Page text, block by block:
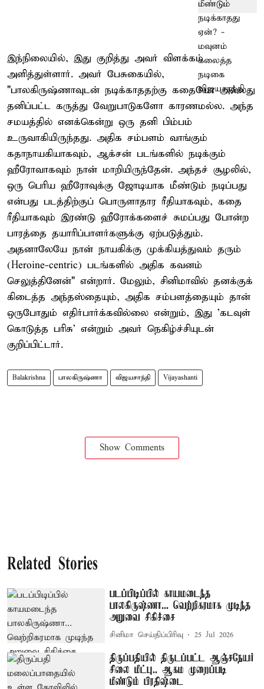
இந்நிலையில், இது குறித்து அவர் விளக்கம்
அளித்துள்ளார். அவர் பேசுகையில்,
"பாலகிருஷ்ணாவுடன் நடிக்காததற்கு கதையோ அல்லது
தனிப்பட்ட கருத்து வேறுபாடுகளோ காரணமல்ல. அந்த
சமயத்தில் எனக்கென்று ஒரு தனி பிம்பம்
உருவாகியிருந்தது. அதிக சம்பளம் வாங்கும்
கதாநாயகியாகவும், ஆக்‌சன் படங்களில் நடிக்கும்
ஹீரோவாகவும் நான் மாறியிருந்தேன். அந்தச் சூழலில்,
ஒரு பெரிய ஹீரோவுக்கு ஜோடியாக மீண்டும் நடிப்பது
என்பது படத்திற்குப் பொருளாதார ரீதியாகவும், கதை
ரீதியாகவும் இரண்டு ஹீரோக்களைச் சுமப்பது போன்ற
பாரத்தை தயாரிப்பாளர்களுக்கு ஏற்படுத்தும்.
அதனாலேயே நான் நாயகிக்கு முக்கியத்துவம் தரும்
(Heroine-centric) படங்களில் அதிக கவனம்
செலுத்தினேன்" என்றார். மேலும், சினிமாவில் தனக்குக்
கிடைத்த அந்தஸ்தையும், அதிக சம்பளத்தையும் தான்
ஒருபோதும் எதிர்பார்க்கவில்லை என்றும், இது 'கடவுள்
கொடுத்த பரிசு' என்றும் அவர் நெகிழ்ச்சியுடன்
குறிப்பிட்டார்.
Balakrishna பாலகிருஷ்ணா விஜயசாந்தி Vijayashanti
Show Comments
Related Stories
படப்பிடிப்பில் காயமடைந்த
பாலகிருஷ்ணா... வெற்றிகரமாக முடிந்த
அறுவை சிகிச்சை
சினிமா செய்திப்பிரிவு 25 Jul 2026
திருப்பதியில் திருடப்பட்ட ஆஞ்சநேயர்
சிலை மீட்பு.. ஆகம முறைப்படி
மீண்டும் பிரதிஷ்டை